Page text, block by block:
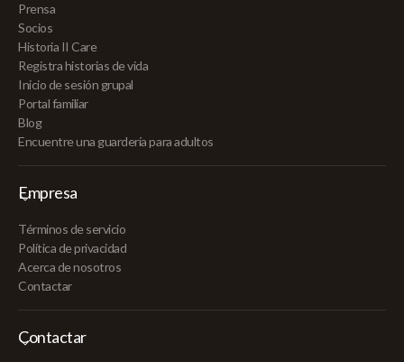
Prensa
Socios
Historia II Care
Registra historias de vida
Inicio de sesión grupal
Portal familiar
Blog
Encuentre una guardería para adultos
Empresa
Términos de servicio
Política de privacidad
Acerca de nosotros
Contactar
Contactar